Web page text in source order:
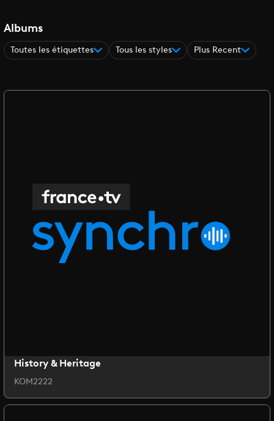
Albums
Toutes les étiquettes Tous les styles Plus Recent
History & Heritage
KOM2222